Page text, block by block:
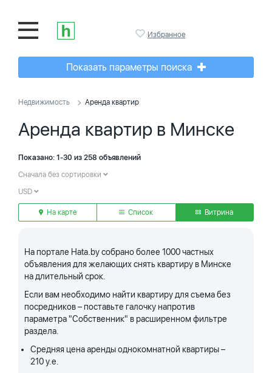
Избранное
Показать параметры поиска
Недвижимость Аренда квартир
Аренда квартир в Минске
Показано: 1-30 из 258 объявлений
Сначала без сортировки
USD
На карте Список Витрина
На портале Hata.by собрано более 1000 частных
объявления для желающих снять квартиру в Минске
на длительный срок.
Если вам необходимо найти квартиру для съема без
посредников – поставьте галочку напротив
параметра "Собственник" в расширенном фильтре
раздела.
Средняя цена аренды однокомнатной квартиры –
210 у.е.